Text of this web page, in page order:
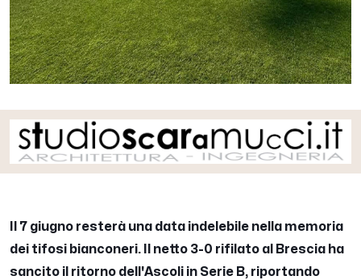
Il 7 giugno resterà una data indelebile nella memoria
dei tifosi bianconeri. Il netto 3-0 rifilato al Brescia ha
sancito il ritorno dell'Ascoli in Serie B, riportando